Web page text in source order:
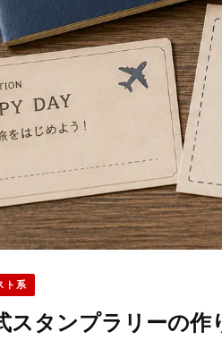
ト系
スタンプラリーの